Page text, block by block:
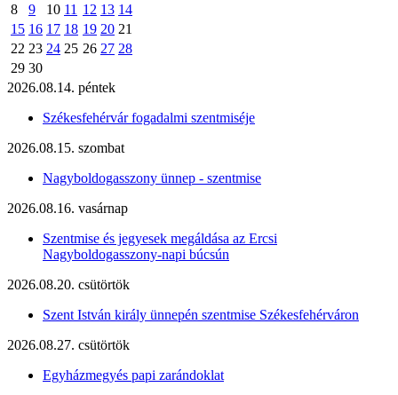
8
9 10 11 12 13 14
15 16 17 18 19 20 21
22 23 24 25 26 27 28
29 30
2026.08.14. péntek
Székesfehérvár fogadalmi szentmiséje
2026.08.15. szombat
Nagyboldogasszony ünnep - szentmise
2026.08.16. vasárnap
Szentmise és jegyesek megáldása az Ercsi
Nagyboldogasszony-napi búcsún
2026.08.20. csütörtök
Szent István király ünnepén szentmise Székesfehérváron
2026.08.27. csütörtök
Egyházmegyés papi zarándoklat